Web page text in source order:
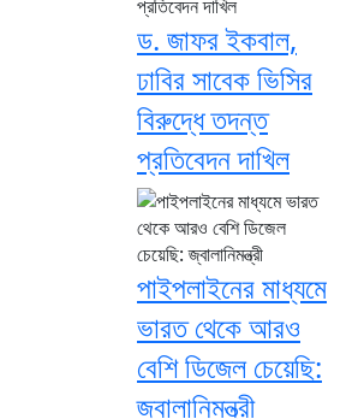
ড. জাফর ইকবাল,
ঢাবির সাবেক ভিসির
বিরুদ্ধে তদন্ত
প্রতিবেদন দাখিল
পাইপলাইনের মাধ্যমে
ভারত থেকে আরও
বেশি ডিজেল চেয়েছি:
জ্বালানিমন্ত্রী